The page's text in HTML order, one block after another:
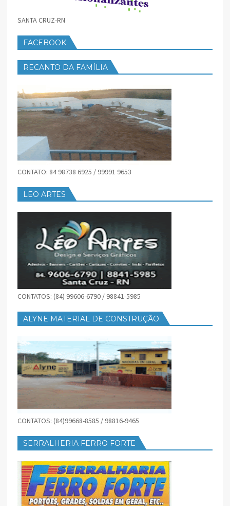
SANTA CRUZ-RN
FACEBOOK
RECANTO DA FAMÍLIA
CONTATO: 84 98738 6925 / 99991 9653
LEO ARTES
CONTATOS: (84) 99606-6790 / 98841-5985
ALYNE MATERIAL DE CONSTRUÇÃO
CONTATOS: (84)99668-8585 / 98816-9465
SERRALHERIA FERRO FORTE